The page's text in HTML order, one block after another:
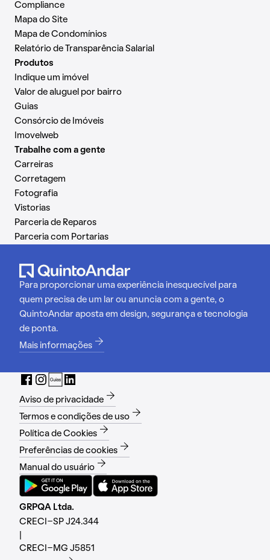
Compliance
Mapa do Site
Mapa de Condomínios
Relatório de Transparência Salarial
Produtos
Indique um imóvel
Valor de aluguel por bairro
Guias
Consórcio de Imóveis
Imovelweb
Trabalhe com a gente
Carreiras
Corretagem
Fotografia
Vistorias
Parceria de Reparos
Parceria com Portarias
Para proporcionar uma experiência inesquecível para
quem precisa de um lar ou anuncia com a gente, o
QuintoAndar aposta em design, segurança e tecnologia
de ponta.
Mais informações
Aviso de privacidade
Termos e condições de uso
Política de Cookies
Preferências de cookies
Manual do usuário
GRPQA Ltda.
CRECI-SP J24.344
CRECI-MG J5851